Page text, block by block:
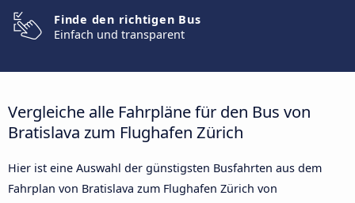
Finde den richtigen Bus
Einfach und transparent
Vergleiche alle Fahrpläne für den Bus von
Bratislava zum Flughafen Zürich
Hier ist eine Auswahl der günstigsten Busfahrten aus dem
Fahrplan von Bratislava zum Flughafen Zürich von